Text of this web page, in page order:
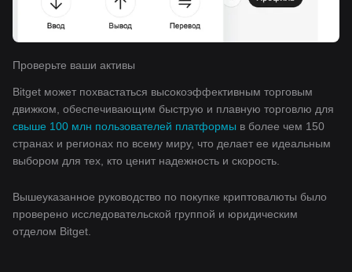
Проверьте ваши активы
Bitget может похвастаться высокоэффективным торговым
движком, обеспечивающим быструю и плавную торговлю для
свыше 100 млн пользователей платформы в более чем 150
странах и регионах по всему миру, что делает ее идеальным
выбором для тех, кто ценит надежность и скорость.
Вышеуказанное руководство по покупке криптовалюты было
проверено исследовательской группой и юридическим
отделом Bitget.